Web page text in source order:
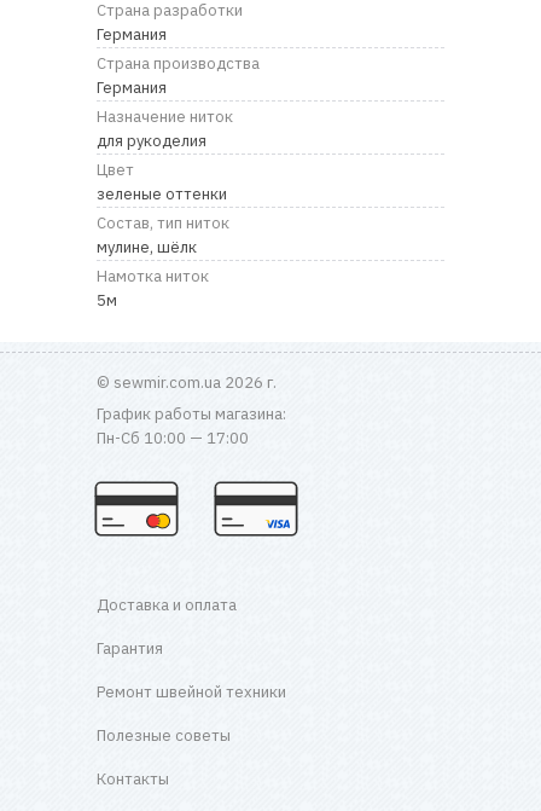
Страна разработки
Германия
Страна производства
Германия
Назначение ниток
для рукоделия
Цвет
зеленые оттенки
Состав, тип ниток
мулине, шёлк
Намотка ниток
5м
© sewmir.com.ua 2026 г.
График работы магазина:
Пн-Сб 10:00 — 17:00
Доставка и оплата
Гарантия
Ремонт швейной техники
Полезные советы
Контакты